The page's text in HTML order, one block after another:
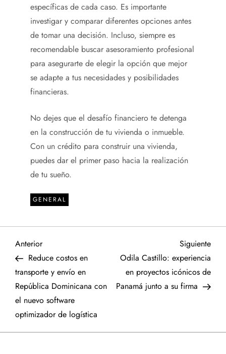
específicas de cada caso. Es importante
investigar y comparar diferentes opciones antes
de tomar una decisión. Incluso, siempre es
recomendable buscar asesoramiento profesional
para asegurarte de elegir la opción que mejor
se adapte a tus necesidades y posibilidades
financieras.
No dejes que el desafío financiero te detenga
en la construcción de tu vivienda o inmueble.
Con un crédito para construir una vivienda,
puedes dar el primer paso hacia la realización
de tu sueño.
GENERAL
N
a
v
e
Entrada
anterior
Anterior
Reduce costos en
transporte y envío en
República Dominicana con
el nuevo software
optimizador de logística
Siguiente
Odila Castillo: experiencia
en proyectos icónicos de
Panamá junto a su firma